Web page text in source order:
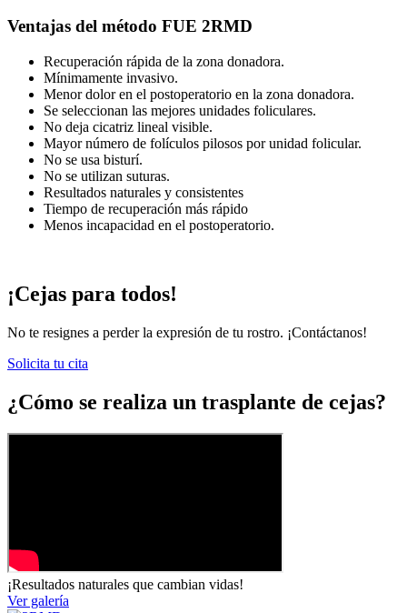
Ventajas del método FUE 2RMD
Recuperación rápida de la zona donadora.
Mínimamente invasivo.
Menor dolor en el postoperatorio en la zona donadora.
Se seleccionan las mejores unidades foliculares.
No deja cicatriz lineal visible.
Mayor número de folículos pilosos por unidad folicular.
No se usa bisturí.
No se utilizan suturas.
Resultados naturales y consistentes
Tiempo de recuperación más rápido
Menos incapacidad en el postoperatorio.
¡Cejas para todos!
No te resignes a perder la expresión de tu rostro. ¡Contáctanos!
Solicita tu cita
¿Cómo se realiza un trasplante de cejas?
¡Resultados naturales que cambian vidas!
Ver galería